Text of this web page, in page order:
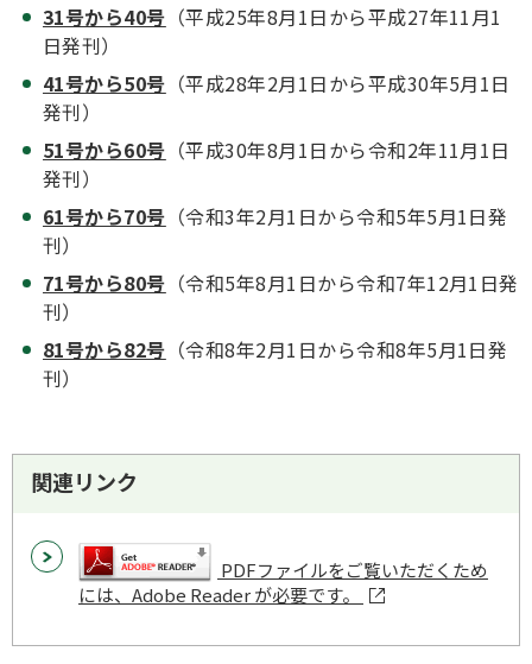
31号から40号 （平成25年8月1日から平成27年11月1
日発刊）
41号から50号 （平成28年2月1日から平成30年5月1日
発刊）
51号から60号 （平成30年8月1日から令和2年11月1日
発刊）
61号から70号 （令和3年2月1日から令和5年5月1日発
刊）
71号から80号 （令和5年8月1日から令和7年12月1日発
刊）
81号から82号 （令和8年2月1日から令和8年5月1日発
刊）
関連リンク
PDFファイルをご覧いただくため
には、Adobe Reader が必要です。